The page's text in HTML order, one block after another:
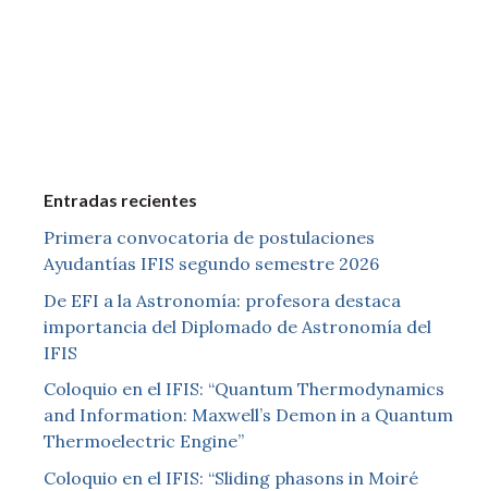
Entradas recientes
Primera convocatoria de postulaciones
Ayudantías IFIS segundo semestre 2026
De EFI a la Astronomía: profesora destaca
importancia del Diplomado de Astronomía del
IFIS
Coloquio en el IFIS: “Quantum Thermodynamics
and Information: Maxwell’s Demon in a Quantum
Thermoelectric Engine”
Coloquio en el IFIS: “Sliding phasons in Moiré